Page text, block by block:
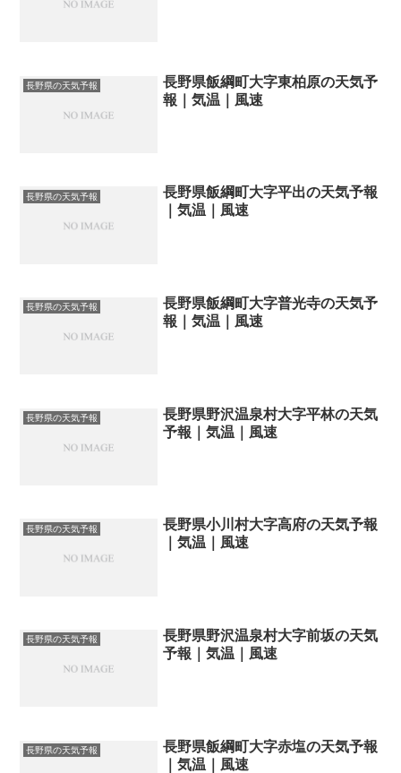
長野県の天気予報
長野県飯綱町大字東柏原の天気予
報｜気温｜風速
長野県の天気予報
長野県飯綱町大字平出の天気予報
｜気温｜風速
長野県の天気予報
長野県飯綱町大字普光寺の天気予
報｜気温｜風速
長野県の天気予報
長野県野沢温泉村大字平林の天気
予報｜気温｜風速
長野県の天気予報
長野県小川村大字高府の天気予報
｜気温｜風速
長野県の天気予報
長野県野沢温泉村大字前坂の天気
予報｜気温｜風速
長野県の天気予報
長野県飯綱町大字赤塩の天気予報
｜気温｜風速